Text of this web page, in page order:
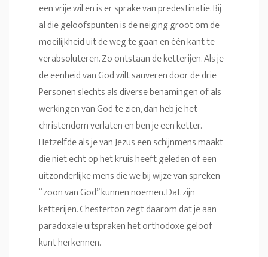
een vrije wil en is er sprake van predestinatie. Bij
al die geloofspunten is de neiging groot om de
moeilijkheid uit de weg te gaan en één kant te
verabsoluteren. Zo ontstaan de ketterijen. Als je
de eenheid van God wilt sauveren door de drie
Personen slechts als diverse benamingen of als
werkingen van God te zien, dan heb je het
christendom verlaten en ben je een ketter.
Hetzelfde als je van Jezus een schijnmens maakt
die niet echt op het kruis heeft geleden of een
uitzonderlijke mens die we bij wijze van spreken
“zoon van God” kunnen noemen. Dat zijn
ketterijen. Chesterton zegt daarom dat je aan
paradoxale uitspraken het orthodoxe geloof
kunt herkennen.